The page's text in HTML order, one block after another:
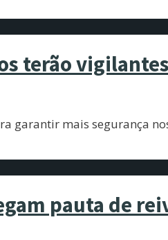
terão vigilantes
mais segurança
pauta de